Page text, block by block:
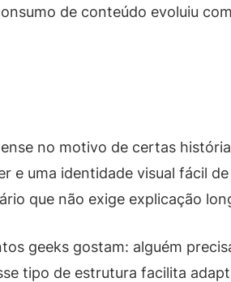
de conteúdo evoluiu
no motivo de certas
e uma identidade visual fácil
que não exige explicação
geeks gostam: alguém
tipo de estrutura facilita